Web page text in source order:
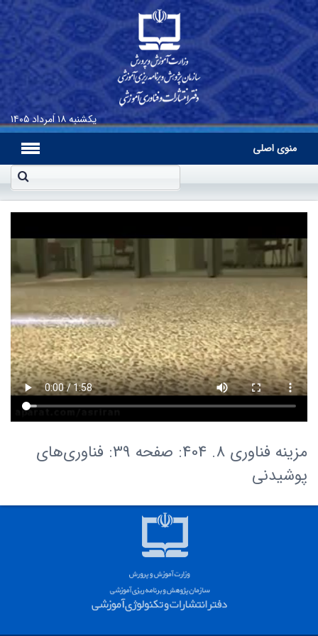
یکشنبه۱۸ اَمرداد ۱۴۰۵
منوی اصلی
مزینه فناوری 8. 404: صفحه 39: فناوری‌های
پوشیدنی